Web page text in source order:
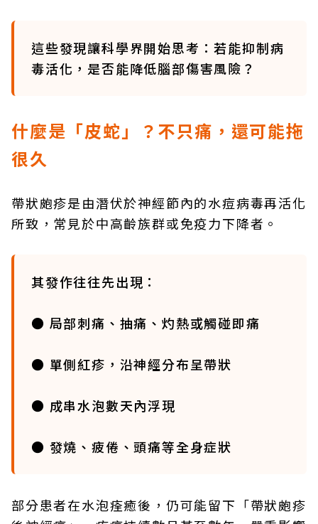
這些發現讓科學界開始思考：若能抑制病
毒活化，是否能降低腦部傷害風險？
什麼是「皮蛇」？不只痛，還可能拖
很久
帶狀皰疹是由潛伏於神經節內的水痘病毒再活化
所致，常見於中高齡族群或免疫力下降者。
其發作往往先出現：
● 局部刺痛、抽痛、灼熱或觸碰即痛
● 單側紅疹，沿神經分布呈帶狀
● 成串水泡數天內浮現
● 發燒、疲倦、頭痛等全身症狀
部分患者在水泡痊癒後，仍可能留下「帶狀皰疹